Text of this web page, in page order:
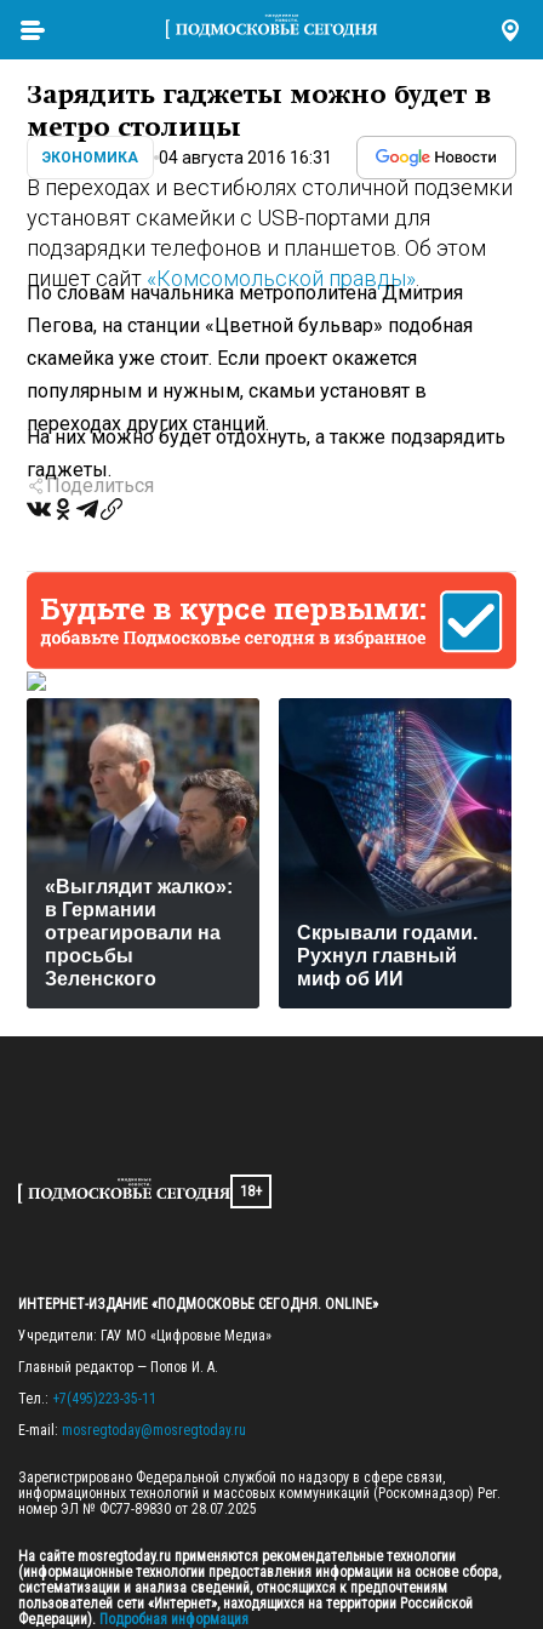
Зарядить гаджеты можно будет в
метро столицы
ЭКОНОМИКА 04 августа 2016 16:31
В переходах и вестибюлях столичной подземки
установят скамейки с USB-портами для
подзарядки телефонов и планшетов. Об этом
пишет сайт «Комсомольской правды»
По словам начальника метрополитена Дмитрия
Пегова, на станции «Цветной бульвар» подобная
скамейка уже стоит. Если проект окажется
популярным и нужным, скамьи установят в
переходах других станций.
На них можно будет отдохнуть, а также подзарядить
гаджеты.
Поделиться
«Выглядит жалко»:
в Германии
отреагировали на
просьбы
Зеленского
Скрывали годами.
Рухнул главный
миф об ИИ
18+
ИНТЕРНЕТ-ИЗДАНИЕ «ПОДМОСКОВЬЕ СЕГОДНЯ. ONLINE»
Учредители: ГАУ МО «Цифровые Медиа»
Главный редактор — Попов И. А.
Тел.: +7(495)223-35-11
E-mail: mosregtoday@mosregtoday.ru
Зарегистрировано Федеральной службой по надзору в сфере связи,
информационных технологий и массовых коммуникаций (Роскомнадзор) Рег.
номер ЭЛ № ФС77-89830 от 28.07.2025
На сайте mosregtoday.ru применяются рекомендательные технологии
(информационные технологии предоставления информации на основе сбора,
систематизации и анализа сведений, относящихся к предпочтениям
пользователей сети «Интернет», находящихся на территории Российской
Федерации). Подробная информация